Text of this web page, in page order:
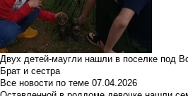
Двух детей-маугли нашли в поселке под
Брат и сестра
Все новости по теме 07.04.2026